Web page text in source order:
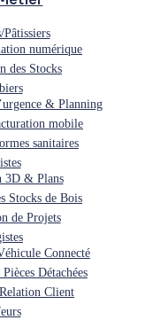
Pâtissiers
numérique
des Stocks
& Planning
mobile
sanitaires
3D & Plans
Stocks de Bois
de Projets
Connecté
Détachées
Client